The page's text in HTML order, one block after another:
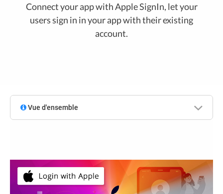
Connect your app with Apple SignIn, let your
users sign in in your app with their existing
account.
Vue d'ensemble